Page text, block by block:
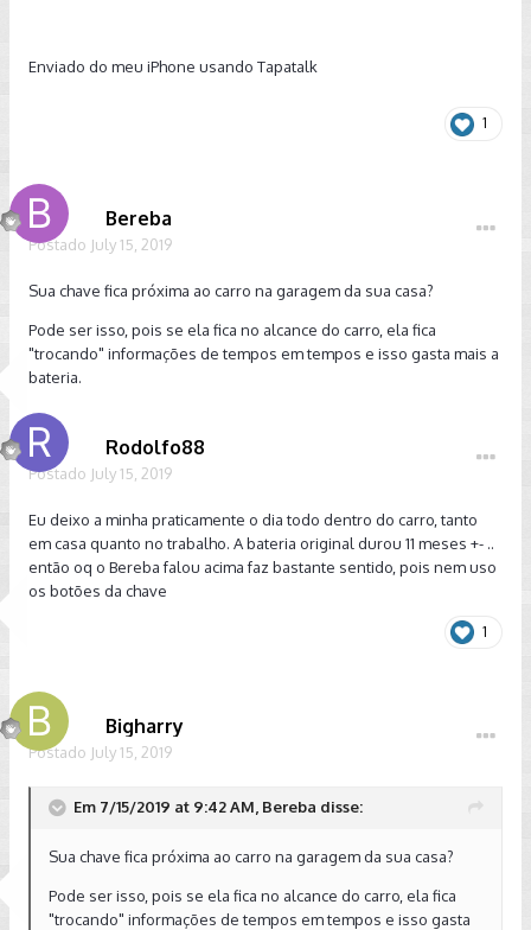
Enviado do meu iPhone usando Tapatalk
1
Bereba
Postado July 15, 2019
Sua chave fica próxima ao carro na garagem da sua casa?
Pode ser isso, pois se ela fica no alcance do carro, ela fica
"trocando" informações de tempos em tempos e isso gasta mais a
bateria.
Rodolfo88
Postado July 15, 2019
Eu deixo a minha praticamente o dia todo dentro do carro, tanto
em casa quanto no trabalho. A bateria original durou 11 meses +- ..
então oq o Bereba falou acima faz bastante sentido, pois nem uso
os botões da chave
1
Bigharry
Postado July 15, 2019
Em 7/15/2019 at 9:42 AM, Bereba disse:
Sua chave fica próxima ao carro na garagem da sua casa?
Pode ser isso, pois se ela fica no alcance do carro, ela fica
"trocando" informações de tempos em tempos e isso gasta